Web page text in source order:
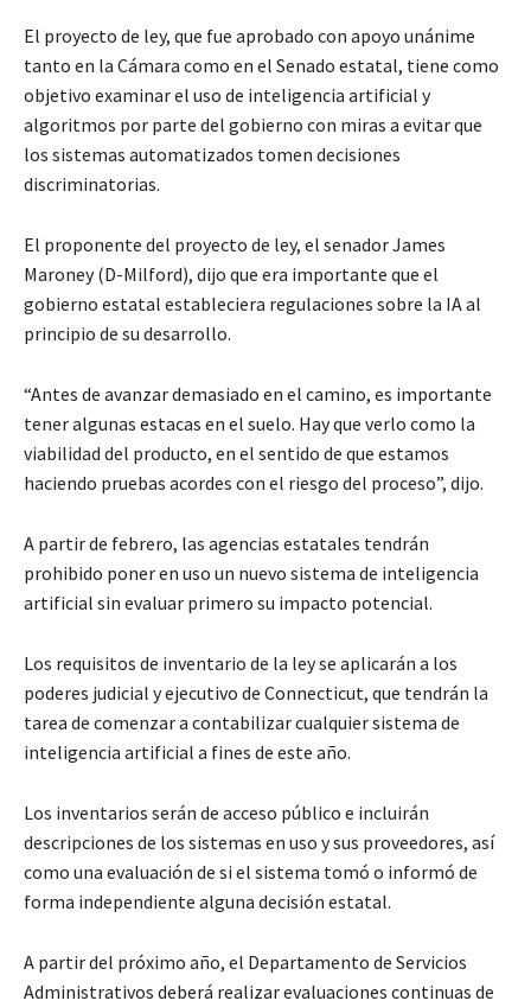
El proyecto de ley, que fue aprobado con apoyo unánime
tanto en la Cámara como en el Senado estatal, tiene como
objetivo examinar el uso de inteligencia artificial y
algoritmos por parte del gobierno con miras a evitar que
los sistemas automatizados tomen decisiones
discriminatorias.
El proponente del proyecto de ley, el senador James
Maroney (D-Milford), dijo que era importante que el
gobierno estatal estableciera regulaciones sobre la IA al
principio de su desarrollo.
“Antes de avanzar demasiado en el camino, es importante
tener algunas estacas en el suelo. Hay que verlo como la
viabilidad del producto, en el sentido de que estamos
haciendo pruebas acordes con el riesgo del proceso”, dijo.
A partir de febrero, las agencias estatales tendrán
prohibido poner en uso un nuevo sistema de inteligencia
artificial sin evaluar primero su impacto potencial.
Los requisitos de inventario de la ley se aplicarán a los
poderes judicial y ejecutivo de Connecticut, que tendrán la
tarea de comenzar a contabilizar cualquier sistema de
inteligencia artificial a fines de este año.
Los inventarios serán de acceso público e incluirán
descripciones de los sistemas en uso y sus proveedores, así
como una evaluación de si el sistema tomó o informó de
forma independiente alguna decisión estatal.
A partir del próximo año, el Departamento de Servicios
Administrativos deberá realizar evaluaciones continuas de